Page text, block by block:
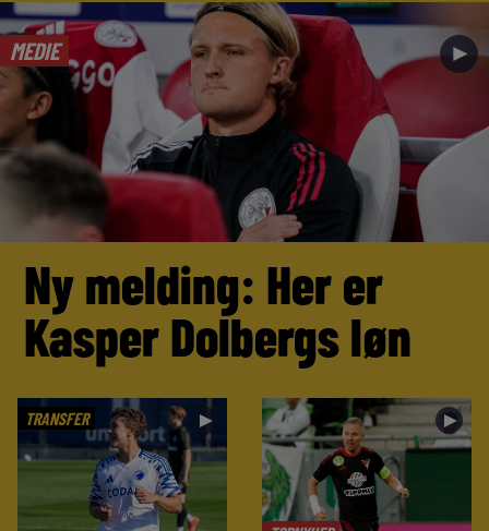
MEDIE ►
Ny melding: Her er
Kasper Dolbergs løn
TRANSFER ► ►